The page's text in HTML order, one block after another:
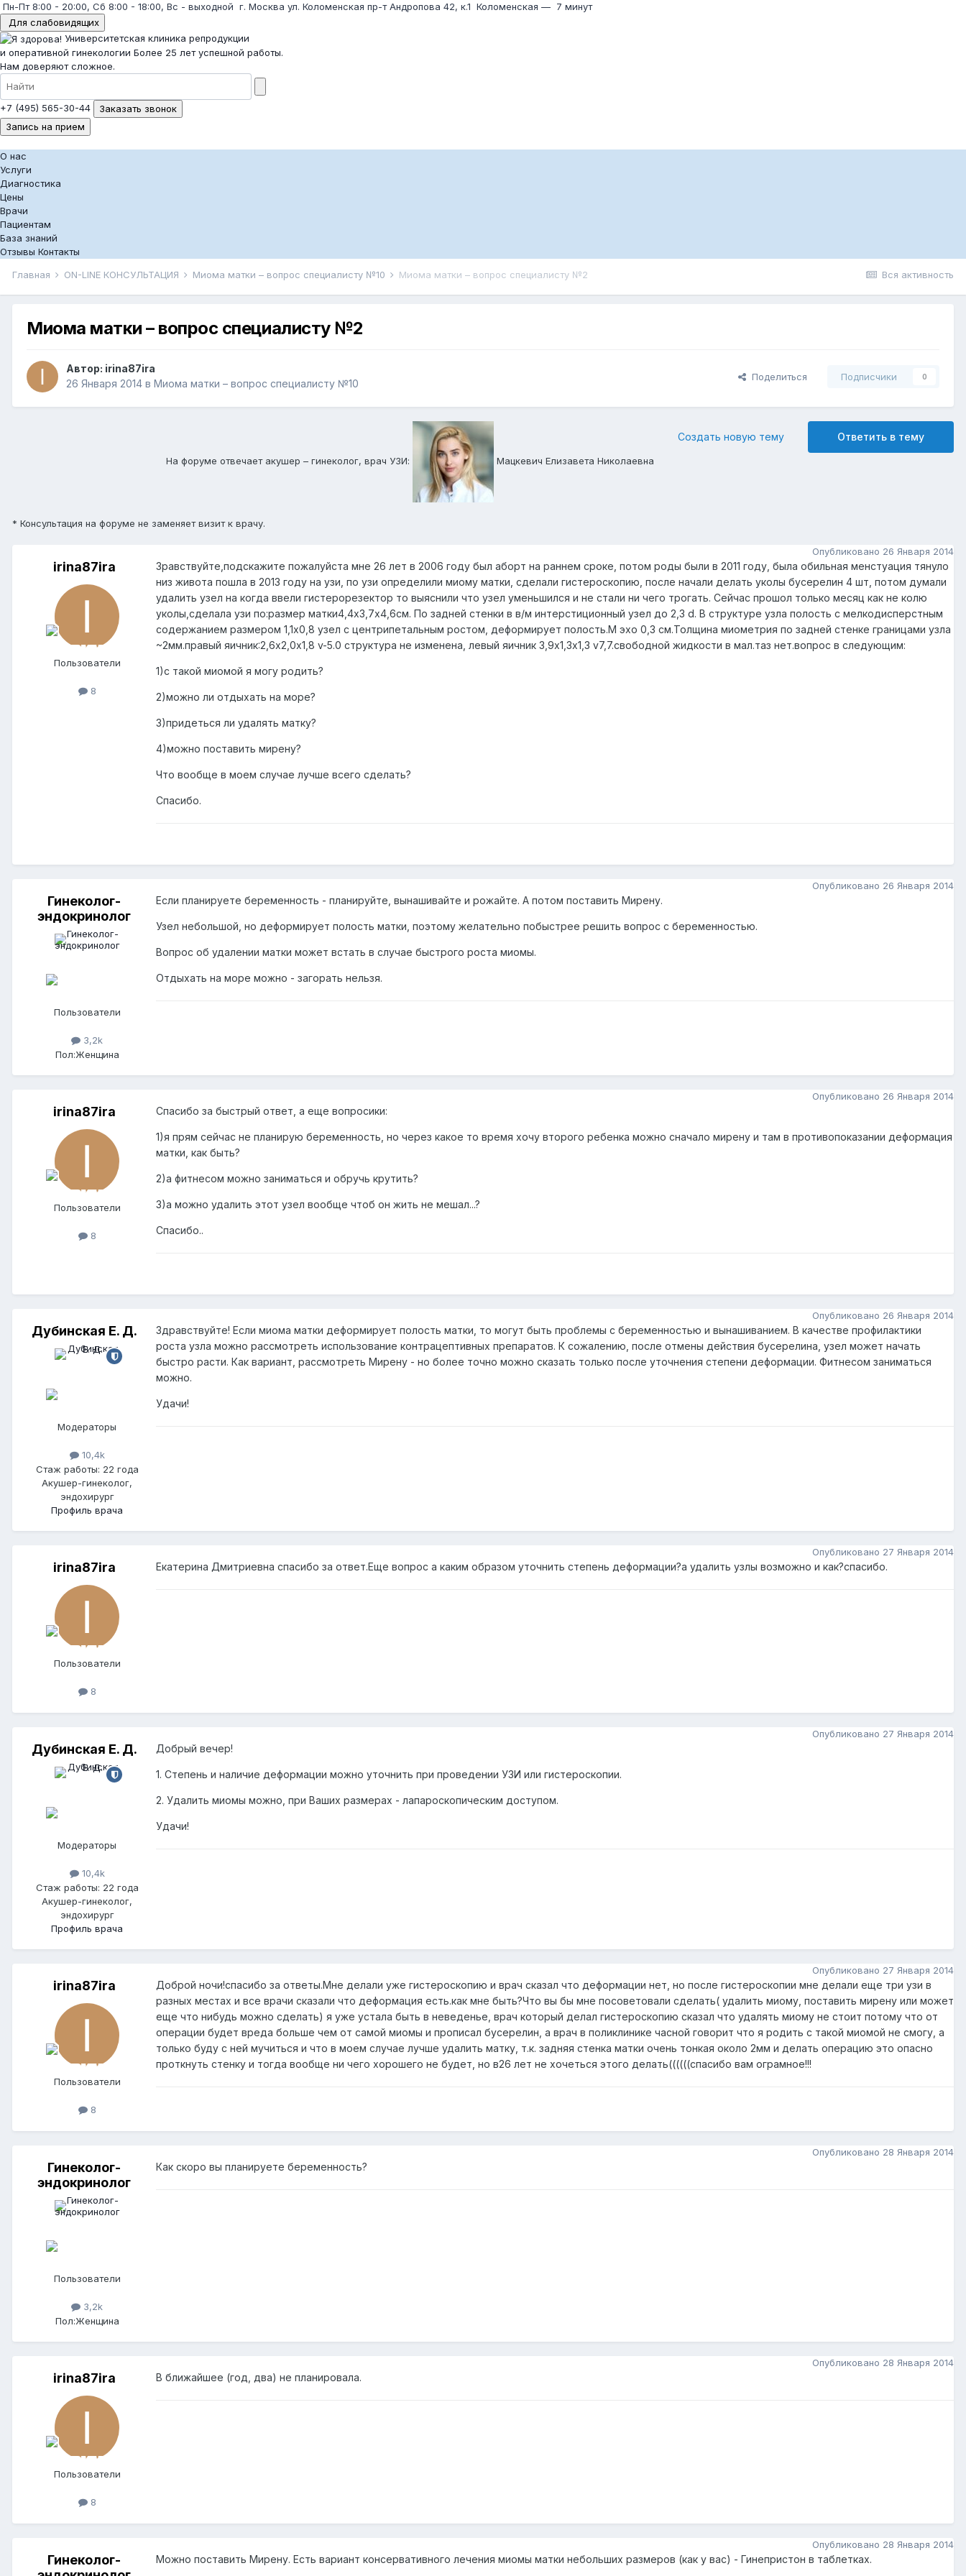
Пн-Пт 8:00 - 20:00, Сб 8:00 - 18:00, Вс - выходной г. Москва ул. Коломенская пр-т Андропова 42, к.1 Коломенская — 7 минут
Для слабовидящих
Университетская клиника репродукции
и оперативной гинекологии Более 25 лет успешной работы.
Нам доверяют сложное.
+7 (495) 565-30-44
Заказать звонок
Запись на прием
О нас
Услуги
Диагностика
Цены
Врачи
Пациентам
База знаний
Отзывы Контакты
Вся активность
Главная ON-LINE КОНСУЛЬТАЦИЯ Миома матки – вопрос специалисту №10 Миома матки – вопрос специалисту №2
Миома матки – вопрос специалисту №2
Автор: irina87ira
26 Января 2014 в Миома матки – вопрос специалисту №10
Поделиться Подписчики 0
Ответить в тему
Создать новую тему
На форуме отвечает акушер – гинеколог, врач УЗИ: Мацкевич Елизавета Николаевна
* Консультация на форуме не заменяет визит к врачу.
irina87ira
Пользователи
8
Опубликовано 26 Января 2014
Зравствуйте,подскажите пожалуйста мне 26 лет в 2006 году был аборт на раннем сроке, потом роды были в 2011 году, была обильная менстуация тянуло
низ живота пошла в 2013 году на узи, по узи определили миому матки, сделали гистероскопию, после начали делать уколы бусерелин 4 шт, потом думали
удалить узел на когда ввели гистерорезектор то выяснили что узел уменьшился и не стали ни чего трогать. Сейчас прошол только месяц как не колю
уколы,сделала узи по:размер матки4,4х3,7х4,6см. По задней стенки в в/м интерстиционный узел до 2,3 d. В структуре узла полость с мелкодисперстным
содержанием размером 1,1х0,8 узел с центрипетальным ростом, деформирует полость.М эхо 0,3 см.Толщина миометрия по задней стенке границами узла
~2мм.правый яичник:2,6х2,0х1,8 v-5.0 структура не изменена, левый яичник 3,9х1,3х1,3 v7,7.свободной жидкости в мал.таз нет.вопрос в следующим:
1)с такой миомой я могу родить?
2)можно ли отдыхать на море?
3)придеться ли удалять матку?
4)можно поставить мирену?
Что вообще в моем случае лучше всего сделать?
Спасибо.
Гинеколог-
эндокринолог
Пользователи
3,2k
Пол:Женщина
Опубликовано 26 Января 2014
Если планируете беременность - планируйте, вынашивайте и рожайте. А потом поставить Мирену.
Узел небольшой, но деформирует полость матки, поэтому желательно побыстрее решить вопрос с беременностью.
Вопрос об удалении матки может встать в случае быстрого роста миомы.
Отдыхать на море можно - загорать нельзя.
irina87ira
Пользователи
8
Опубликовано 26 Января 2014
Спасибо за быстрый ответ, а еще вопросики:
1)я прям сейчас не планирую беременность, но через какое то время хочу второго ребенка можно сначало мирену и там в противопоказании деформация
матки, как быть?
2)а фитнесом можно заниматься и обручь крутить?
3)а можно удалить этот узел вообще чтоб он жить не мешал...?
Спасибо..
Дубинская Е. Д.
Модераторы
10,4k
Стаж работы: 22 года
Акушер-гинеколог,
эндохирург
Профиль врача
Опубликовано 26 Января 2014
Здравствуйте! Если миома матки деформирует полость матки, то могут быть проблемы с беременностью и вынашиванием. В качестве профилактики
роста узла можно рассмотреть использование контрацептивных препаратов. К сожалению, после отмены действия бусерелина, узел может начать
быстро расти. Как вариант, рассмотреть Мирену - но более точно можно сказать только после уточнения степени деформации. Фитнесом заниматься
можно.
Удачи!
irina87ira
Пользователи
8
Опубликовано 27 Января 2014
Екатерина Дмитриевна спасибо за ответ.Еще вопрос а каким образом уточнить степень деформации?а удалить узлы возможно и как?спасибо.
Дубинская Е. Д.
Модераторы
10,4k
Стаж работы: 22 года
Акушер-гинеколог,
эндохирург
Профиль врача
Опубликовано 27 Января 2014
Добрый вечер!
1. Степень и наличие деформации можно уточнить при проведении УЗИ или гистероскопии.
2. Удалить миомы можно, при Ваших размерах - лапароскопическим доступом.
Удачи!
irina87ira
Пользователи
8
Опубликовано 27 Января 2014
Доброй ночи!спасибо за ответы.Мне делали уже гистероскопию и врач сказал что деформации нет, но после гистероскопии мне делали еще три узи в
разных местах и все врачи сказали что деформация есть.как мне быть?Что вы бы мне посоветовали сделать( удалить миому, поставить мирену или может
еще что нибудь можно сделать) я уже устала быть в неведенье, врач который делал гистероскопию сказал что удалять миому не стоит потому что от
операции будет вреда больше чем от самой миомы и прописал бусерелин, а врач в поликлинике часной говорит что я родить с такой миомой не смогу, а
только буду с ней мучиться и что в моем случае лучше удалить матку, т.к. задняя стенка матки очень тонкая около 2мм и делать операцию это опасно
проткнуть стенку и тогда вообще ни чего хорошего не будет, но в26 лет не хочеться этого делать((((((спасибо вам ограмное!!!
Гинеколог-
эндокринолог
Пользователи
3,2k
Пол:Женщина
Опубликовано 28 Января 2014
Как скоро вы планируете беременность?
irina87ira
Пользователи
8
Опубликовано 28 Января 2014
В ближайшее (год, два) не планировала.
Гинеколог-
Опубликовано 28 Января 2014
Можно поставить Мирену. Есть вариант консервативного лечения миомы матки небольших размеров (как у вас) - Гинепристон в таблетках.